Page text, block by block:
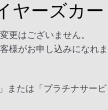
ヤーズカ
更はございません。
様がお申し込みになれま
または「プラチナサービ